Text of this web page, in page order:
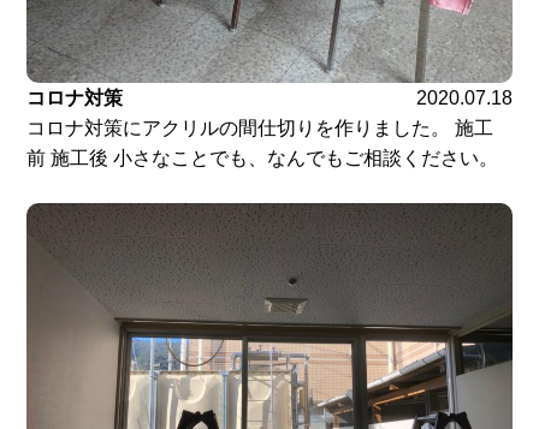
コロナ対策
2020.07.18
コロナ対策にアクリルの間仕切りを作りました。 施工
前 施工後 小さなことでも、なんでもご相談ください。